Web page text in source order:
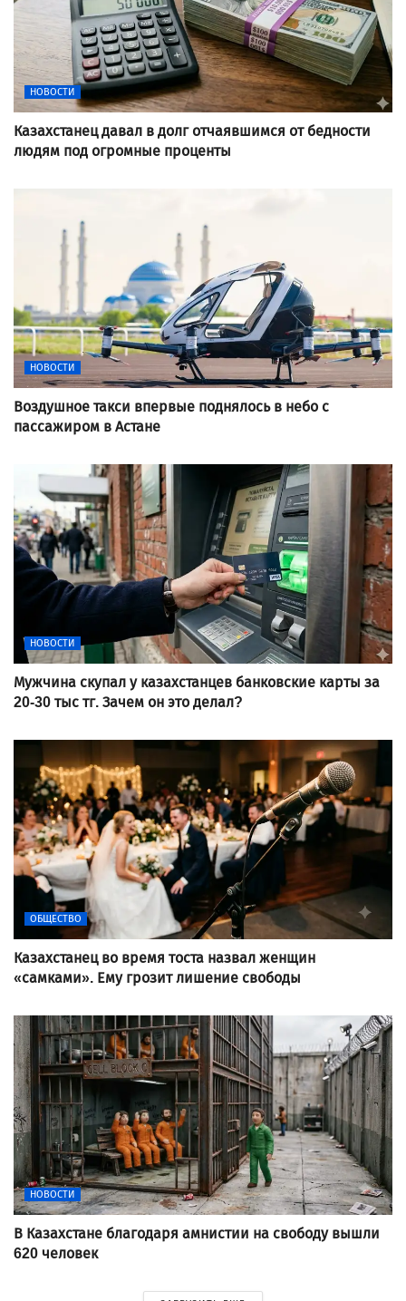
НОВОСТИ
Казахстанец давал в долг отчаявшимся от бедности
людям под огромные проценты
НОВОСТИ
Воздушное такси впервые поднялось в небо с
пассажиром в Астане
НОВОСТИ
Мужчина скупал у казахстанцев банковские карты за
20-30 тыс тг. Зачем он это делал?
ОБЩЕСТВО
Казахстанец во время тоста назвал женщин
«самками». Ему грозит лишение свободы
НОВОСТИ
В Казахстане благодаря амнистии на свободу вышли
620 человек